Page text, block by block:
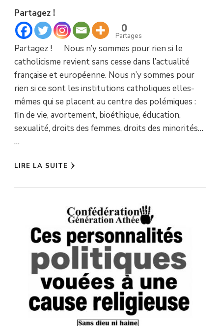
Partagez !
0
Partages
Partagez ! Nous n’y sommes pour rien si le
catholicisme revient sans cesse dans l’actualité
française et européenne. Nous n’y sommes pour
rien si ce sont les institutions catholiques elles-
mêmes qui se placent au centre des polémiques :
fin de vie, avortement, bioéthique, éducation,
sexualité, droits des femmes, droits des minorités…
…
LIRE LA SUITE